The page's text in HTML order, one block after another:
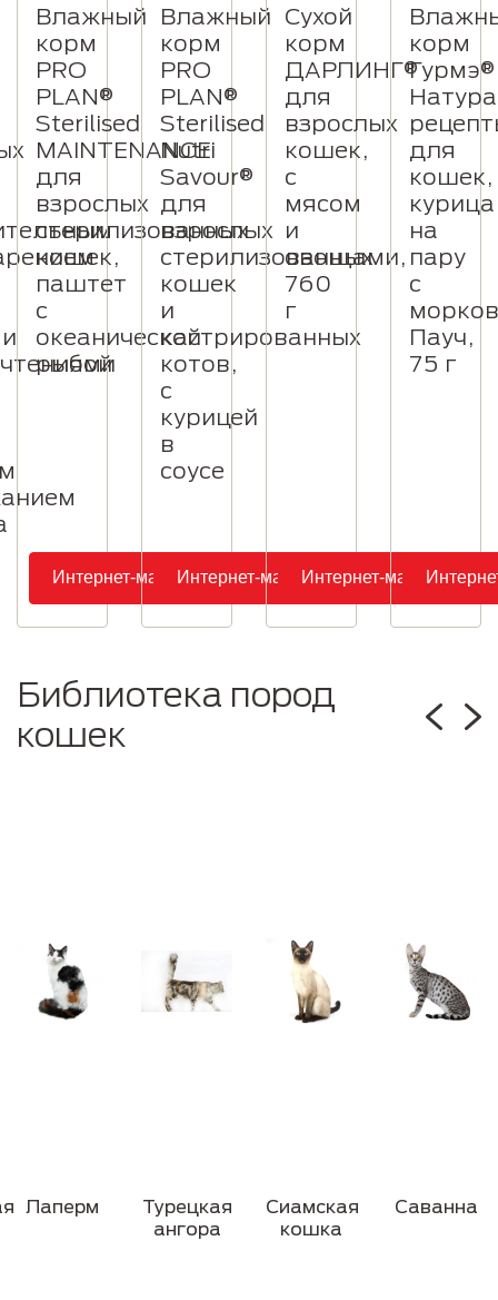
Влажный
корм
PRO
PLAN®
Sterilised
MAINTENANCE
для
взрослых
стерилизованных
кошек,
паштет
с
океанической
рыбой
Интернет-магазин
Влажный
корм
PRO
PLAN®
Sterilised
Nutri
Savour®
для
взрослых
стерилизованных
кошек
и
кастрированных
котов,
с
курицей
в
соусе
Интернет-магазин
Сухой
корм
ДАРЛИНГ®
для
взрослых
кошек,
с
мясом
и
овощами,
760
г
Интернет-магазин
корм
Гурмэ®
для
кошек,
курица
на
пару
с
Пауч,
75 г
Библиотека пород
кошек
Лаперм
Турецкая
ангора
Сиамская
кошка
Саванна